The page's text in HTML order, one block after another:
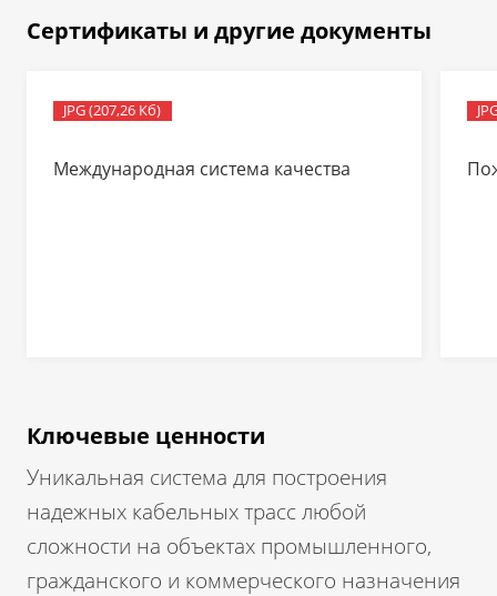
Сертификаты и другие документы
JPG (207,26 Кб)
Международная система качества
Ключевые ценности
Уникальная система для построения
надежных кабельных трасс любой
сложности на объектах промышленного,
гражданского и коммерческого назначения